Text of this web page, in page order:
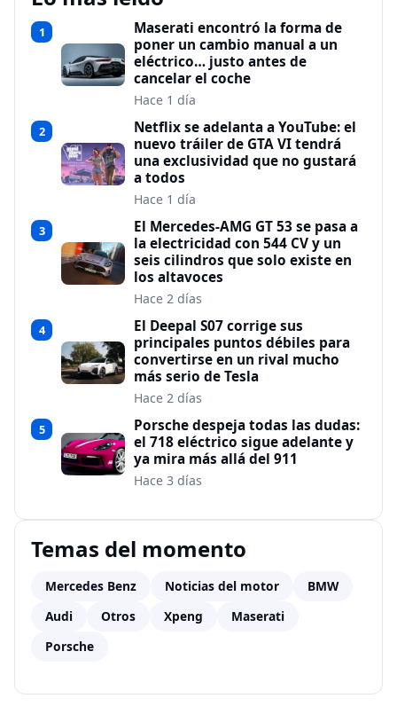
1
Maserati encontró la forma de
poner un cambio manual a un
eléctrico… justo antes de
cancelar el coche
Hace 1 día
2
Netflix se adelanta a YouTube: el
nuevo tráiler de GTA VI tendrá
una exclusividad que no gustará
a todos
Hace 1 día
3
El Mercedes-AMG GT 53 se pasa a
la electricidad con 544 CV y un
seis cilindros que solo existe en
los altavoces
Hace 2 días
4
El Deepal S07 corrige sus
principales puntos débiles para
convertirse en un rival mucho
más serio de Tesla
Hace 2 días
5
Porsche despeja todas las dudas:
el 718 eléctrico sigue adelante y
ya mira más allá del 911
Hace 3 días
Temas del momento
Mercedes Benz Noticias del motor
BMW
Audi
Otros Xpeng
Maserati
Porsche